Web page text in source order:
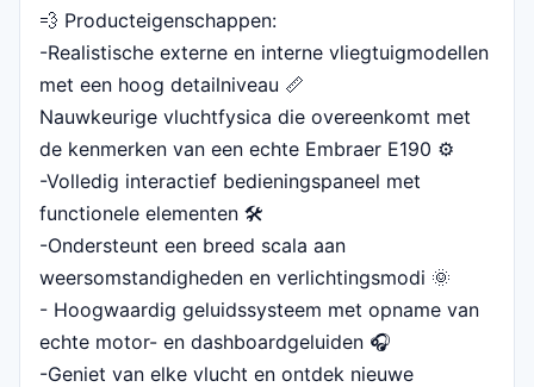
💨 Producteigenschappen:
-Realistische externe en interne vliegtuigmodellen
met een hoog detailniveau 📏
Nauwkeurige vluchtfysica die overeenkomt met
de kenmerken van een echte Embraer E190 ⚙️
-Volledig interactief bedieningspaneel met
functionele elementen 🛠️
-Ondersteunt een breed scala aan
weersomstandigheden en verlichtingsmodi 🌞
- Hoogwaardig geluidssysteem met opname van
echte motor- en dashboardgeluiden 🎧
-Geniet van elke vlucht en ontdek nieuwe